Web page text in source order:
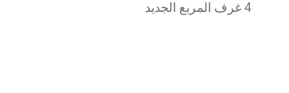
4 غرف المربع الجديد